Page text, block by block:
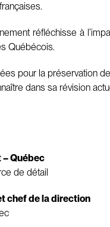
réfléchisse à
Québécois.
pour la préservation
dans sa révision
Québec
de détail
chef de la direction